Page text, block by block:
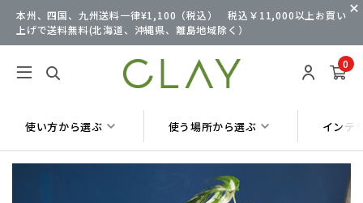
本州、四国、九州送料一律¥1,100（税込） 税込￥11,000以上お買い
上げで送料無料(北海道、沖縄県、離島地域除く）
0
使い方から選ぶ 使う場所から選ぶ インテ